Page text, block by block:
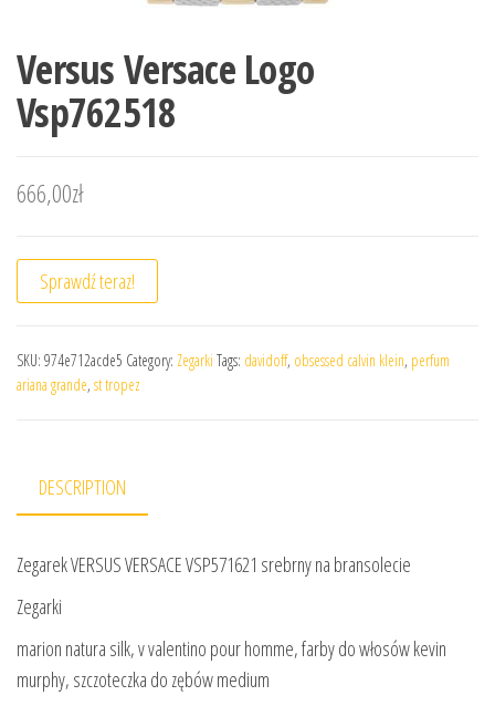
Versus Versace Logo
Vsp762518
666,00zł
Sprawdź teraz!
SKU: 974e712acde5 Category: Zegarki Tags: davidoff, obsessed calvin klein, perfum
ariana grande, st tropez
DESCRIPTION
Zegarek VERSUS VERSACE VSP571621 srebrny na bransolecie
Zegarki
marion natura silk, v valentino pour homme, farby do włosów kevin
murphy, szczoteczka do zębów medium